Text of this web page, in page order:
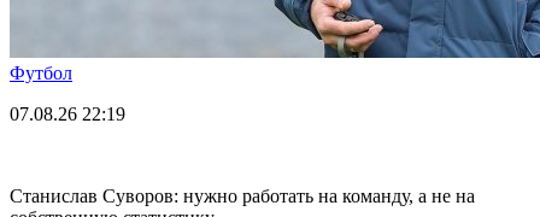
Футбол
07.08.26 22:19
Станислав Суворов: нужно работать на команду, а не на